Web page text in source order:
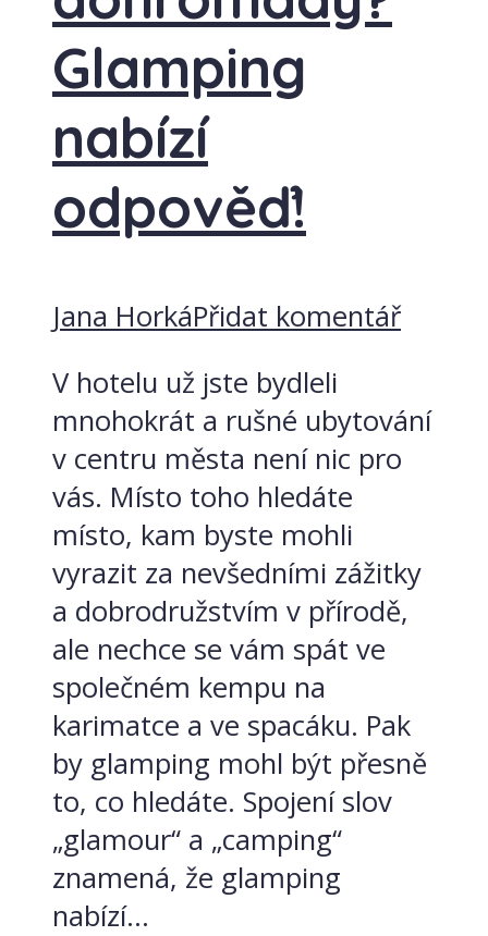
Glamping
nabízí
odpověď!
Jana HorkáPřidat komentář
V hotelu už jste bydleli
mnohokrát a rušné ubytování
v centru města není nic pro
vás. Místo toho hledáte
místo, kam byste mohli
vyrazit za nevšedními zážitky
a dobrodružstvím v přírodě,
ale nechce se vám spát ve
společném kempu na
karimatce a ve spacáku. Pak
by glamping mohl být přesně
to, co hledáte. Spojení slov
„glamour“ a „camping“
znamená, že glamping
nabízí...